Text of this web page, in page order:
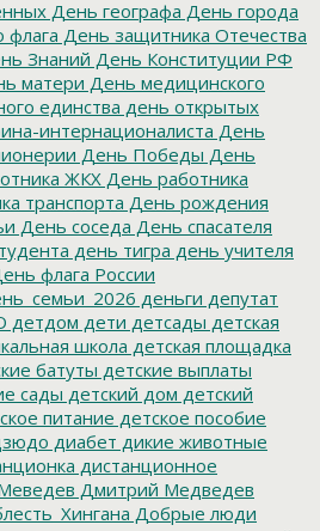
День географа День города
флага День защитника Отечества
Знаний День Конституции РФ
матери День медицинского
единства день открытых
интернационалиста День
День Победы День
ЖКХ День работника
транспорта День рождения
День соседа День спасателя
день тигра день учителя
флага России
деньги депутат
детдом дети детсады детская
школа детская площадка
батуты детские выплаты
сады детский дом детский
питание детское пособие
диабет дикие животные
дистанционное
Дмитрий Медведев
Добрые люди